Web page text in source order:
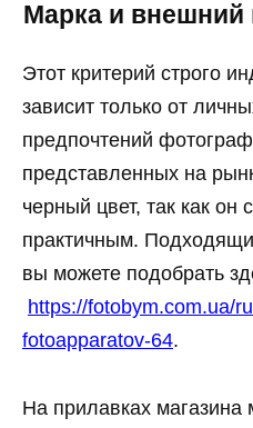
Марка и
Этот критерий строго
зависит только от
предпочтений
представленных на
черный цвет, так как он
практичным.
вы можете подобрать
https://fotobym.com.ua/
fotoapparatov-64.
На прилавках магазина